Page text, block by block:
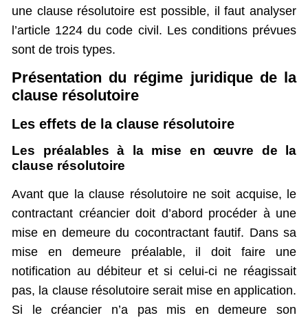
une clause résolutoire est possible, il faut analyser
l’article 1224 du code civil. Les conditions prévues
sont de trois types.
Présentation du régime juridique de la
clause résolutoire
Les effets de la clause résolutoire
Les préalables à la mise en œuvre de la
clause résolutoire
Avant que la clause résolutoire ne soit acquise, le
contractant créancier doit d’abord procéder à une
mise en demeure du cocontractant fautif. Dans sa
mise en demeure préalable, il doit faire une
notification au débiteur et si celui-ci ne réagissait
pas, la clause résolutoire serait mise en application.
Si le créancier n’a pas mis en demeure son